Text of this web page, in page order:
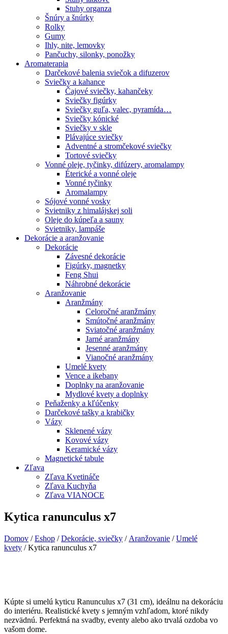
Stuhy organza
Šnúry a šnúrky
Rolky
Gumy
Ihly, nite, lemovky
Pančuchy, silonky, ponožky
Aromaterapia
Darčekové balenia sviečok a difuzerov
Sviečky a kahance
Čajové sviečky, kahančeky
Sviečky figúrky
Sviečky guľa, valec, pyramída…
Sviečky kónické
Sviečky v skle
Plávajúce sviečky
Adventné a stromčekové sviečky
Tortové sviečky
Vonné oleje, tyčinky, difúzery, aromalampy
Éterické a vonné oleje
Vonné tyčinky
Aromalampy
Sójové vonné vosky
Svietniky z himalájskej soli
Oleje do kúpeľa a sauny
Svietniky, lampáše
Dekorácie a aranžovanie
Dekorácie
Závesné dekorácie
Figúrky, magnetky
Feng Shui
Náhrobné dekorácie
Aranžovanie
Aranžmány
Celoročné aranžmány
Smútočné aranžmány
Sviatočné aranžmány
Jarné aranžmány
Jesenné aranžmány
Vianočné aranžmány
Umelé kvety
Vence a ikebany
Doplnky na aranžovanie
Mydlové kvety a doplnky
Peňaženky a kľúčenky
Darčekové tašky a krabičky
Vázy
Sklenené vázy
Kovové vázy
Keramické vázy
Magnetické tabule
Zľava
Zľava Kvetináče
Zľava Kuchyňa
Zľava VIANOCE
Kytica ranunculus x7
Domov /Eshop /Dekorácie, sviečky / Aranžovanie /Umelé
kvety / Kytica ranunculus x7
Kúpte si umelú kyticu Ranunculus x7 (31 cm), ideálnu na dekoráciu
do interiéru. Realistické kvety s jemným vzhľadom, ktoré nikdy
nezvädnú. Perfektná na svadby, eventy alebo ako trvalá ozdoba vo
vašom dome.